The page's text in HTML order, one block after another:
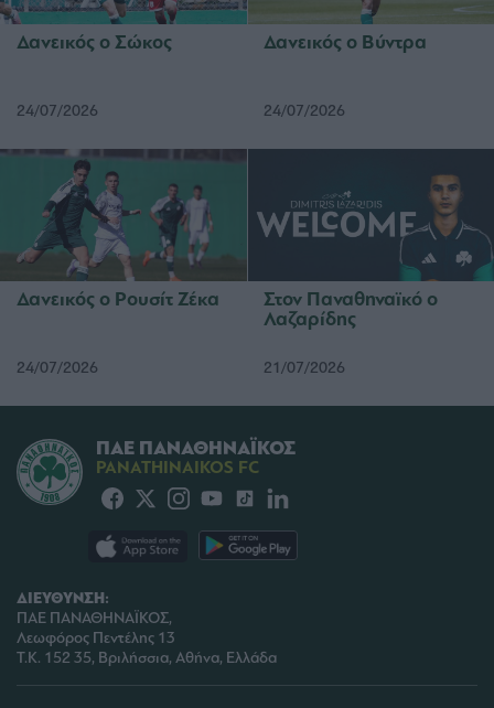
Δανεικός ο Σώκος
24/07/2026
Δανεικός ο Βύντρα
24/07/2026
Δανεικός ο Ρουσίτ Ζέκα
24/07/2026
Στον Παναθηναϊκό ο
Λαζαρίδης
21/07/2026
ΔΙΕΥΘΥΝΣΗ:
ΠΑΕ ΠΑΝΑΘΗΝΑΪΚΟΣ,
Λεωφόρος Πεντέλης 13
Τ.Κ. 152 35, Βριλήσσια, Αθήνα, Ελλάδα
ΠΑΕ ΠΑΝΑΘΗΝΑΪΚΟΣ
PANATHINAIKOS FC